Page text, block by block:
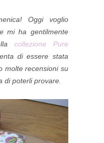
Oggi voglio
mi ha gentilmente
collezione Pure
di essere stata
molte recensioni su
di poterli provare.